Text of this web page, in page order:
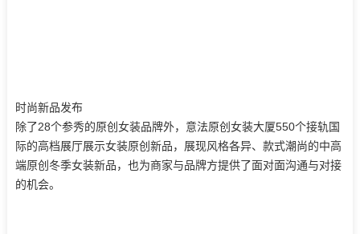
时尚新品发布
除了28个参秀的原创女装品牌外，意法原创女装大厦550个接轨国
际的高档展厅展示女装原创新品，展现风格各异、款式潮尚的中高
端原创冬季女装新品，也为商家与品牌方提供了面对面沟通与对接
的机会。